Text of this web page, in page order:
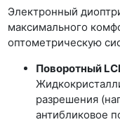
Электронный
максимального
оптометрическую
Поворотный
разрешения
антибликовое